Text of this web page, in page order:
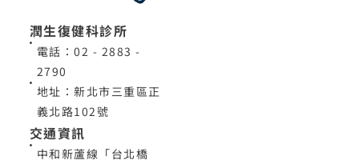
潤生復健科診所
電話：02 - 2883 -
2790
地址：新北市三重區正
義北路102號
交通資訊
中和新蘆線「台北橋